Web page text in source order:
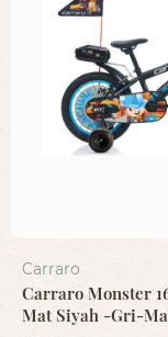
Carraro
Carraro Monster
Mat Siyah -Gri-